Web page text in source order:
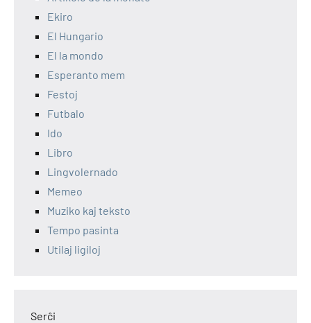
Ekiro
El Hungario
El la mondo
Esperanto mem
Festoj
Futbalo
Ido
Libro
Lingvolernado
Memeo
Muziko kaj teksto
Tempo pasinta
Utilaj ligiloj
Serĉi